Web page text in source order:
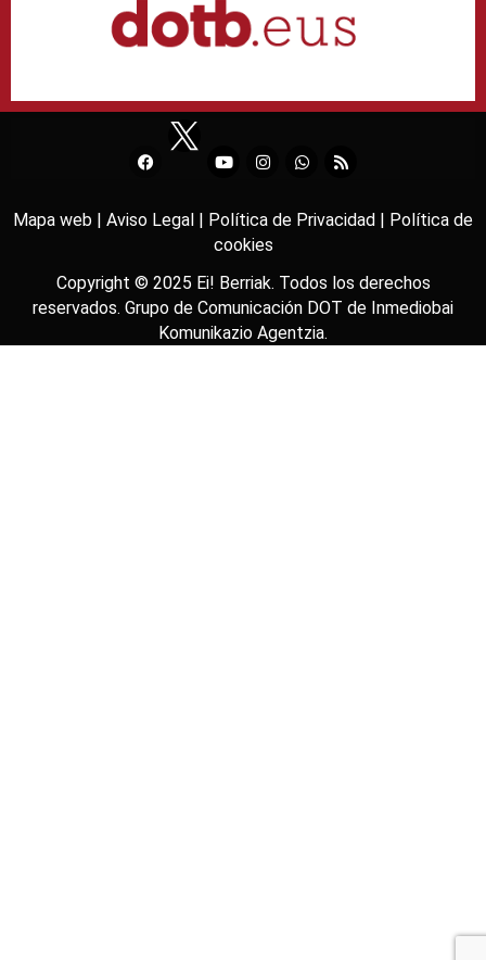
Mapa web | Aviso Legal | Política de Privacidad |
Política de
cookies
Copyright © 2025 Ei! Berriak. Todos los derechos
reservados. Grupo de Comunicación DOT de Inmediobai
Komunikazio Agentzia.